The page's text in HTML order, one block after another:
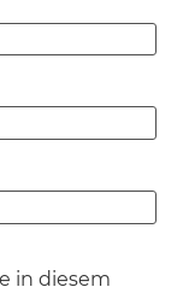
in diesem